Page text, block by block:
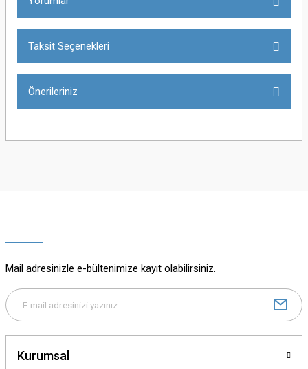
Taksit Seçenekleri
Önerileriniz
Ürün açıklamasında eksik bilgiler bulunuyor.
Ürün bilgilerinde hatalar bulunuyor.
Bu ürüne benzer farklı alternatifler olmalı.
Mail adresinizle e-bültenimize kayıt olabilirsiniz.
Kurumsal